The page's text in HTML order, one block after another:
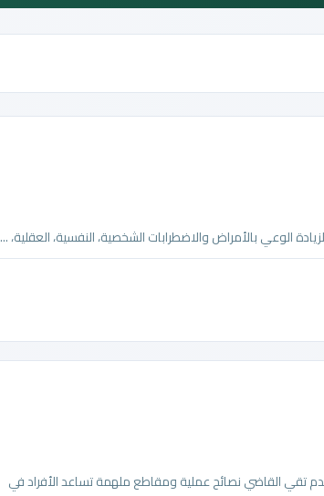
الوعي بالأمراض والاضطرابات الشخصية، النفسية، العقلية، ...
تقي القاضي نصائح عملية ومقاطع ملهمة تساعد الأفراد في